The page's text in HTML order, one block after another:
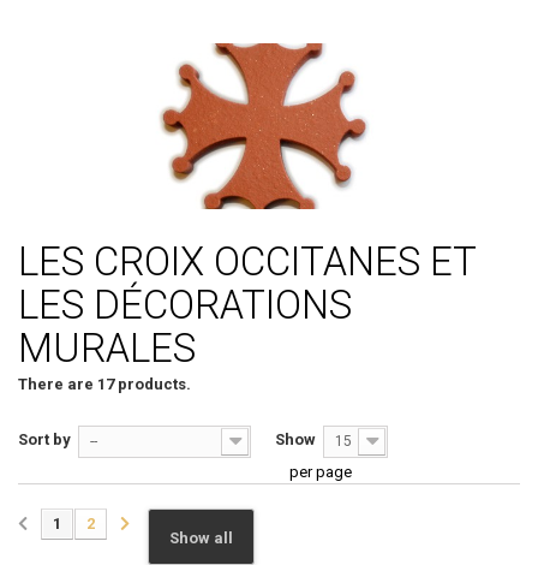
LES CROIX OCCITANES ET
LES DÉCORATIONS
MURALES
There are 17 products.
Sort by -- Show 15
per page
Show all
1 2